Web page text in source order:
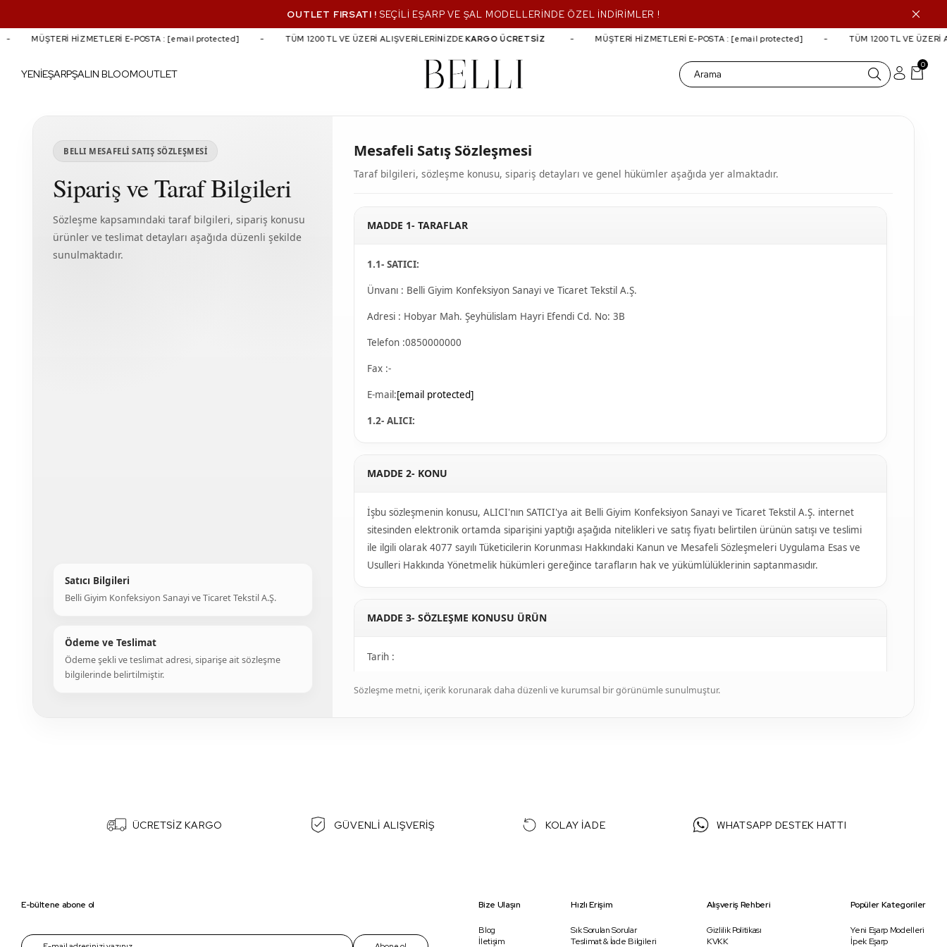
OUTLET FIRSATI ! SEÇİLİ EŞARP VE ŞAL MODELLERİNDE ÖZEL İNDİRİMLER !
YENİEŞARPŞALIN BLOOMOUTLET
MÜŞTERİ HİZMETLERİ E-POSTA :[email protected] TÜM 1200 TL VE ÜZERİ ALIŞVERİLERİNİZDEKARGO ÜCRETSİZ MÜŞTERİ HİZMETLERİ E-POSTA :[email protected] TÜM 1200 TL VE ÜZERİ
0
BELLI MESAFELİ SATIŞ SÖZLEŞMESİ
Sipariş ve Taraf Bilgileri
Sözleşme kapsamındaki taraf bilgileri, sipariş konusu
ürünler ve teslimat detayları aşağıda düzenli şekilde
sunulmaktadır.
Satıcı Bilgileri
Belli Giyim Konfeksiyon Sanayi ve Ticaret Tekstil A.Ş.
Ödeme ve Teslimat
Ödeme şekli ve teslimat adresi, siparişe ait sözleşme
bilgilerinde belirtilmiştir.
Mesafeli Satış Sözleşmesi
Taraf bilgileri, sözleşme konusu, sipariş detayları ve genel hükümler aşağıda yer almaktadır.
MADDE 1- TARAFLAR
1.1- SATICI:
Ünvanı : Belli Giyim Konfeksiyon Sanayi ve Ticaret Tekstil A.Ş.
Adresi : Hobyar Mah. Şeyhülislam Hayri Efendi Cd. No: 3B
Telefon :0850000000
Fax :-
E-mail:[email protected]
1.2- ALICI:
MADDE 2- KONU
İşbu sözleşmenin konusu, ALICI'nın SATICI'ya ait Belli Giyim Konfeksiyon Sanayi ve Ticaret Tekstil A.Ş. internet
sitesinden elektronik ortamda siparişini yaptığı aşağıda nitelikleri ve satış fiyatı belirtilen ürünün satışı ve teslimi
ile ilgili olarak 4077 sayılı Tüketicilerin Korunması Hakkındaki Kanun ve Mesafeli Sözleşmeleri Uygulama Esas ve
Usulleri Hakkında Yönetmelik hükümleri gereğince tarafların hak ve yükümlülüklerinin saptanmasıdır.
MADDE 3- SÖZLEŞME KONUSU ÜRÜN
Tarih :
4.2- Sözleşme konusu ürün, yasal 3 günlük süreyi aşmamak koşulu ile her bir ürün için ALICI'nın yerleşim yerinin
4.4- SATICI, sözleşme konusu ürünün sağlam, eksiksiz, siparişte belirtilen niteliklere uygun ve varsa garanti
Sözleşme metni, içerik korunarak daha düzenli ve kurumsal bir görünümle sunulmuştur.
ÜCRETSİZ KARGO GÜVENLİ ALIŞVERİŞ KOLAY İADE WHATSAPP DESTEK HATTI
E-bültene abone ol Bize Ulaşın
Blog
İletişim
Hızlı Erişim
Sık Sorulan Sorular
Teslimat & İade Bilgileri
Alışveriş Rehberi
Gizlilik Politikası
KVKK
Popüler Kategoriler
Yeni Eşarp Modelleri
İpek Eşarp